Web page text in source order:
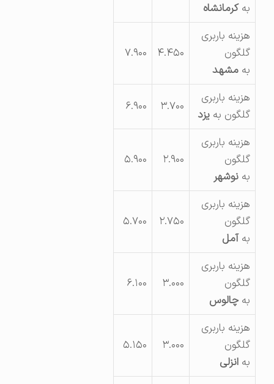
کرمانشاه
هزینه باربری
گلگون
مشهد
۴.۴۵۰ ۷.۹۰۰
هزینه باربری
گلگون بهیزد
۳.۷۰۰ ۶.۹۰۰
هزینه باربری
گلگون
نوشهر
۲.۹۰۰ ۵.۹۰۰
هزینه باربری
گلگون
آمل
۲.۷۵۰ ۵.۷۰۰
هزینه باربری
گلگون
چالوس
۳.۰۰۰ ۶.۱۰۰
هزینه باربری
گلگون
انزلی
۳.۰۰۰ ۵.۱۵۰